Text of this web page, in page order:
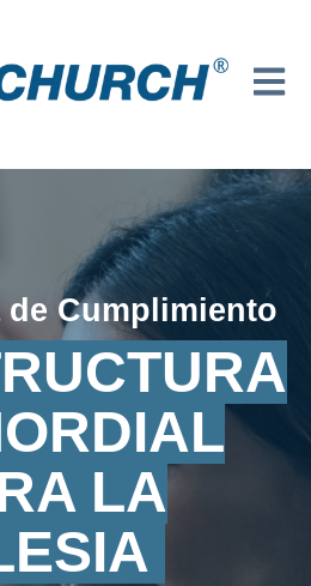
Open
de Cumplimiento
LA